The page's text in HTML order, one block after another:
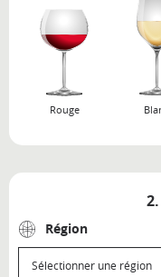
Rouge
Région